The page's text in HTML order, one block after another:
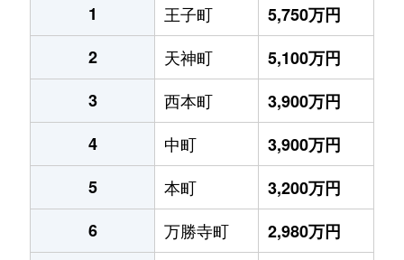
1
王子町
5,750万円
2
天神町
5,100万円
3
西本町
3,900万円
4
中町
3,900万円
5
本町
3,200万円
6
万勝寺町
2,980万円